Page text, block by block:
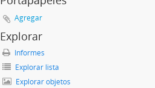
Agregar
Explorar
Informes
Explorar lista
Explorar objetos